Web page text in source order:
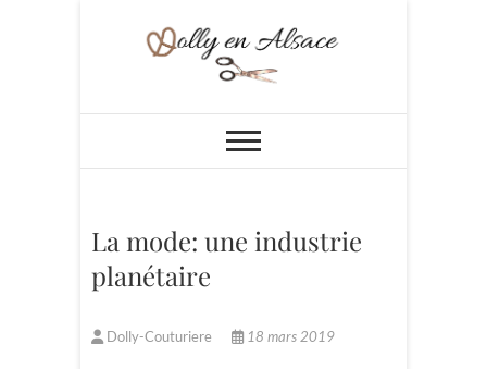
Dolly en Alsace
La mode: une industrie
planétaire
Dolly-Couturiere 18 mars 2019